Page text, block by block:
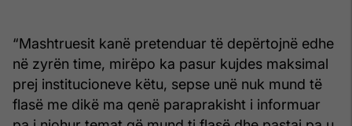
“Mashtruesit kanë pretenduar të depërtojnë edhe
në zyrën time, mirëpo ka pasur kujdes maksimal
prej institucioneve këtu, sepse unë nuk mund të
flasë me dikë ma qenë paraprakisht i informuar